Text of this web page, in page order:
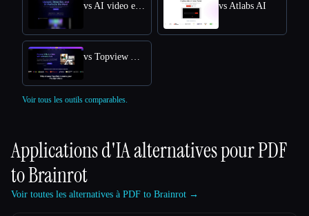
vs AI video editor vs Atlabs AI
vs Topview AI URL to Video
Voir tous les outils comparables.
Applications d'IA alternatives pourPDF
to Brainrot
Voir toutes les alternatives à PDF to Brainrot →